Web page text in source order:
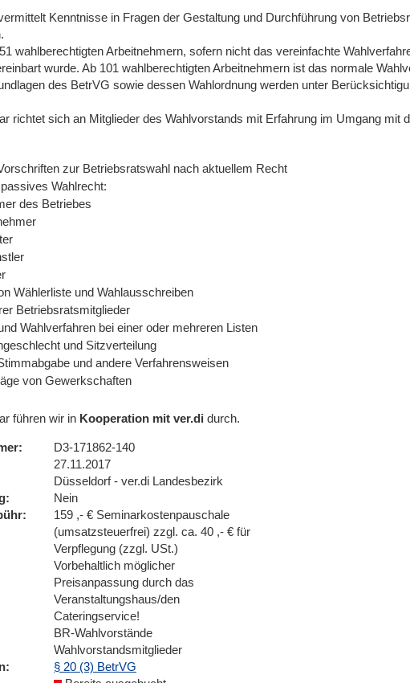
Kenntnisse in Fragen der Gestaltung und Durchführung von
wahlberechtigten Arbeitnehmern, sofern nicht das vereinfachte
wurde. Ab 101 wahlberechtigten Arbeitnehmern ist das normale
des BetrVG sowie dessen Wahlordnung werden unter
richtet sich an Mitglieder des Wahlvorstands mit Erfahrung im Umgang mit
zur Betriebsratswahl nach aktuellem Recht
Wahlrecht:
des Betriebes
Wählerliste und Wahlausschreiben
Betriebsratsmitglieder
Wahlverfahren bei einer oder mehreren Listen
und Sitzverteilung
und andere Verfahrensweisen
von Gewerkschaften
führen wir in Kooperation mit ver.di durch.
D3-171862-140
27.11.2017
Düsseldorf - ver.di Landesbezirk
Nein
159 ,- € Seminarkostenpauschale
(umsatzsteuerfrei) zzgl. ca. 40 ,- € für
Verpflegung (zzgl. USt.)
Vorbehaltlich möglicher
Preisanpassung durch das
Veranstaltungshaus/den
Cateringservice!
BR-Wahlvorstände
Wahlvorstandsmitglieder
§ 20 (3) BetrVG